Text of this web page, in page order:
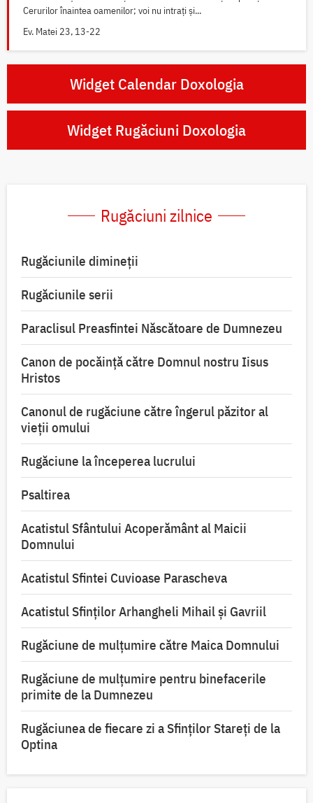
Cerurilor înaintea oamenilor; voi nu intrați și...
Ev. Matei 23, 13-22
Widget Calendar Doxologia
Widget Rugăciuni Doxologia
Rugăciuni zilnice
Rugăciunile dimineții
Rugăciunile serii
Paraclisul Preasfintei Născătoare de Dumnezeu
Canon de pocăință către Domnul nostru Iisus
Hristos
Canonul de rugăciune către îngerul păzitor al
vieții omului
Rugăciune la începerea lucrului
Psaltirea
Acatistul Sfântului Acoperământ al Maicii
Domnului
Acatistul Sfintei Cuvioase Parascheva
Acatistul Sfinților Arhangheli Mihail și Gavriil
Rugăciune de mulţumire către Maica Domnului
Rugăciune de mulțumire pentru binefacerile
primite de la Dumnezeu
Rugăciunea de fiecare zi a Sfinților Stareți de la
Optina